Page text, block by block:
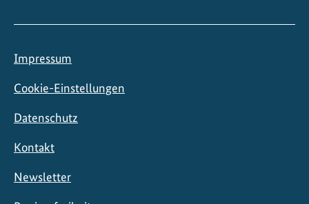
Impressum
Cookie-Einstellungen
Datenschutz
Kontakt
Newsletter